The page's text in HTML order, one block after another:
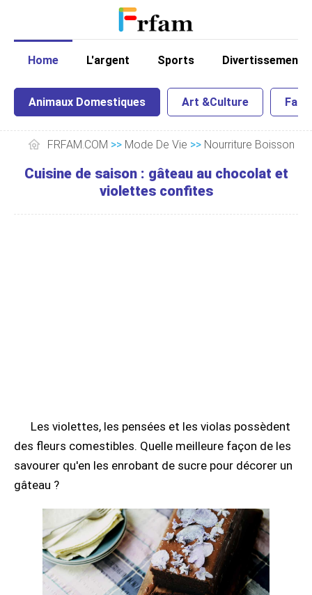
Home L'argent Sports Divertissement
Animaux Domestiques Art &Culture
FRFAM.COM >> Mode De Vie >> Nourriture Boisson
Cuisine de saison : gâteau au chocolat et
violettes confites
Les violettes, les pensées et les violas possèdent
des fleurs comestibles. Quelle meilleure façon de les
savourer qu'en les enrobant de sucre pour décorer un
gâteau ?